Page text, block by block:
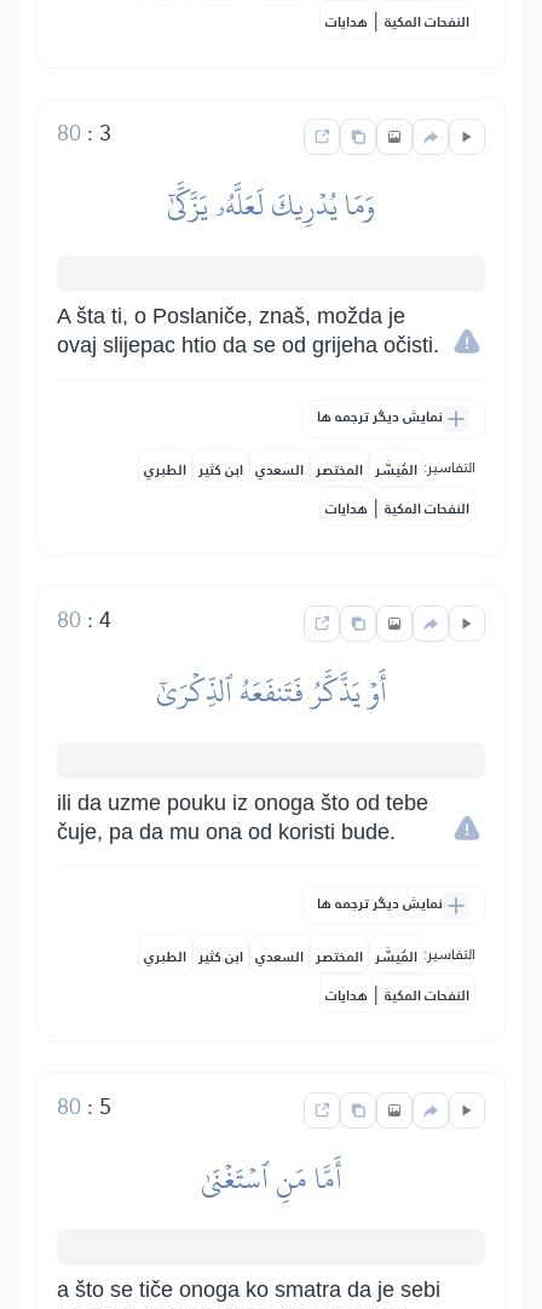
النفحات المكية | هدايات
3
:
80
وَمَا يُدۡرِيكَ لَعَلَّهُۥ يَزَّكَّىٰٓ
A šta ti, o Poslaniče, znaš, možda je
ovaj slijepac htio da se od grijeha očisti.
نمایش دیگر ترجمه ها
التفاسير: المُيسَّر المختصر السعدي ابن كثير الطبري
النفحات المكية | هدايات
4
:
80
أَوۡ يَذَّكَّرُ فَتَنفَعَهُ ٱلذِّكۡرَىٰٓ
ili da uzme pouku iz onoga što od tebe
čuje, pa da mu ona od koristi bude.
نمایش دیگر ترجمه ها
التفاسير: المُيسَّر المختصر السعدي ابن كثير الطبري
النفحات المكية | هدايات
5
:
80
أَمَّا مَنِ ٱسۡتَغۡنَىٰ
a što se tiče onoga ko smatra da je sebi